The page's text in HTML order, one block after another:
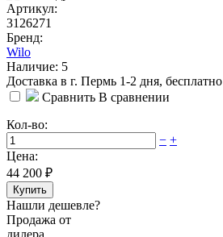
Артикул:
3126271
Бренд:
Wilo
Наличие: 5
Доставка в г. Пермь 1-2 дня, бесплатно
Сравнить В сравнении
Кол-во:
− +
Цена:
44 200 ₽
Купить
Нашли дешевле?
Продажа от
дилера